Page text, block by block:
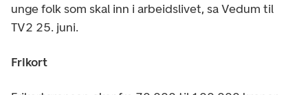
unge folk som skal inn i arbeidslivet, sa Vedum til
TV2 25. juni.
Frikort